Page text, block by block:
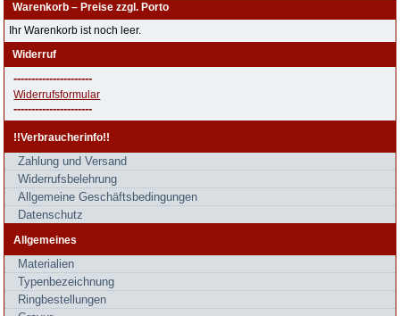
Warenkorb – Preise zzgl. Porto
Ihr Warenkorb ist noch leer.
Widerruf
----------------------
Widerrufsformular
----------------------
!!Verbraucherinfo!!
Zahlung und Versand
Widerrufsbelehrung
Allgemeine Geschäftsbedingungen
Datenschutz
Allgemeines
Materialien
Typenbezeichnung
Ringbestellungen